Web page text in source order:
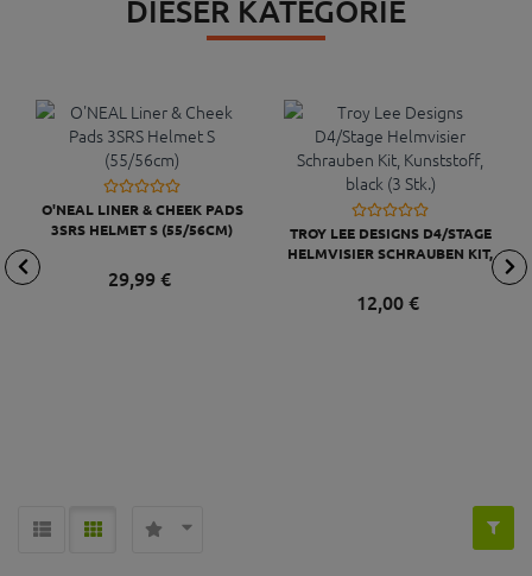
DIESER KATEGORIE
O'NEAL LINER & CHEEK PADS
3SRS HELMET S (55/56CM)
29,99 €
TROY LEE DESIGNS D4/STAGE
HELMVISIER SCHRAUBEN KIT,
12,00 €